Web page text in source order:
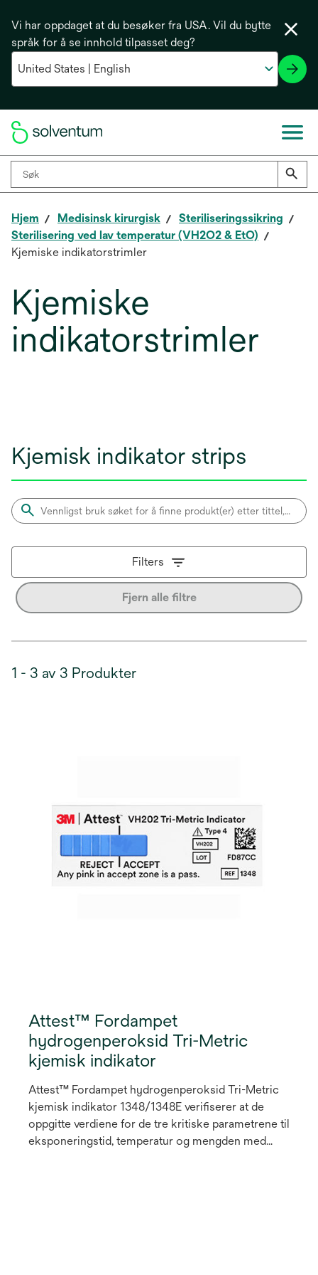
Vi har oppdaget at du besøker fra USA. Vil du bytte
språk for å se innhold tilpasset deg?
Hjem Medisinsk kirurgisk
Steriliseringssikring
Sterilisering ved lav temperatur (VH2O2 & EtO)
Kjemiske indikatorstrimler
Kjemiske
indikatorstrimler
Kjemisk indikator strips
Filters
Fjern alle filtre
1 - 3 av 3 Produkter
Attest™ Fordampet
hydrogenperoksid Tri-Metric
kjemisk indikator
Attest™ Fordampet hydrogenperoksid Tri-Metric
kjemisk indikator 1348/1348E verifiserer at de
oppgitte verdiene for de tre kritiske parametrene til
eksponeringstid, temperatur og mengden med